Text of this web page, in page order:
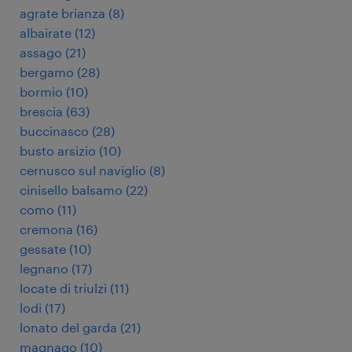
agrate brianza (8)
albairate (12)
assago (21)
bergamo (28)
bormio (10)
brescia (63)
buccinasco (28)
busto arsizio (10)
cernusco sul naviglio (8)
cinisello balsamo (22)
como (11)
cremona (16)
gessate (10)
legnano (17)
locate di triulzi (11)
lodi (17)
lonato del garda (21)
magnago (10)